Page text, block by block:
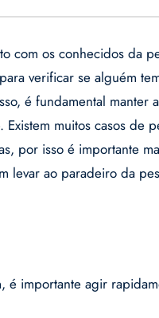
com os conhecidos da
verificar se alguém
é fundamental manter
muitos casos de
por isso é importante
levar ao paradeiro da
importante agir